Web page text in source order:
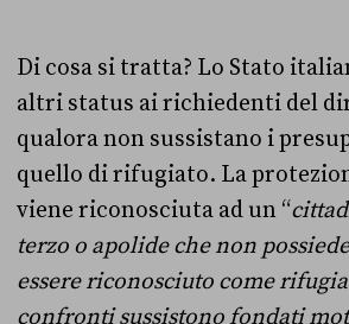
Di cosa si tratta? Lo Stato
altri status ai richiedenti del
qualora non sussistano i
quello di rifugiato. La p
viene riconosciuta ad un “
terzo o apolide che non
essere riconosciuto come
confronti sussistono fondati